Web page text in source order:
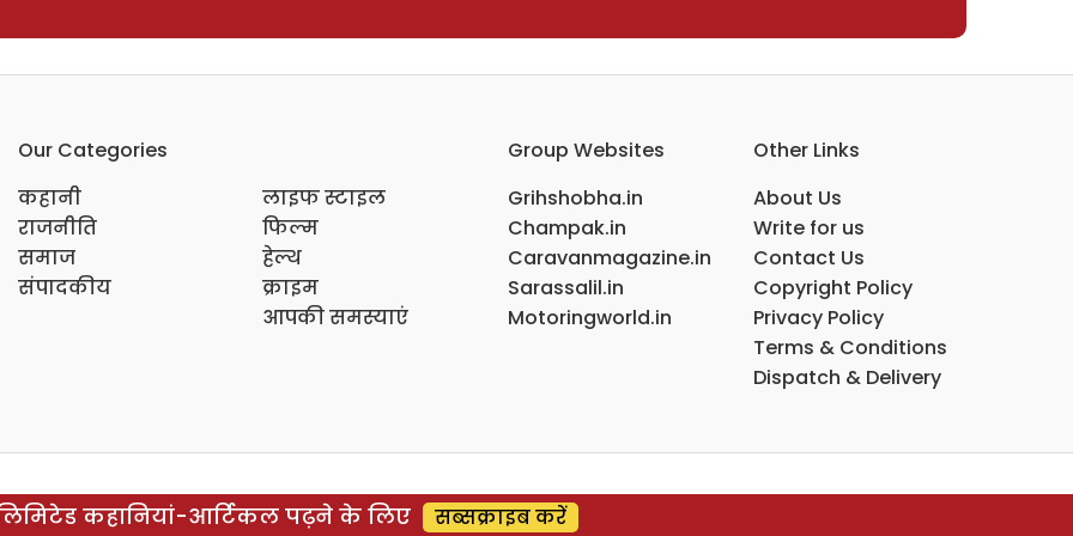
Our Categories
कहानी
राजनीति
समाज
संपादकीय
लाइफ स्टाइल
फिल्म
हेल्थ
क्राइम
आपकी समस्याएं
Group Websites
Grihshobha.in
Champak.in
Caravanmagazine.in
Sarassalil.in
Motoringworld.in
Other Links
About Us
Write for us
Contact Us
Copyright Policy
Privacy Policy
Terms & Conditions
Dispatch & Delivery
कहानियां-आर्टिकल पढ़ने के लिए सब्सक्राइब करें